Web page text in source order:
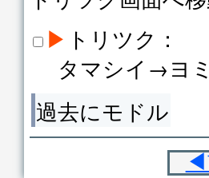
▶ トリツク：
タマシイ→ヨ
過去にモドル
◀